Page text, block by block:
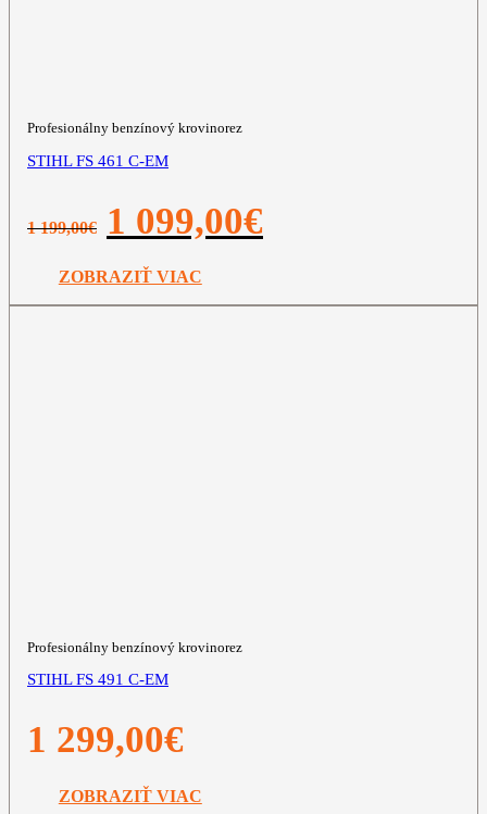
Profesionálny benzínový krovinorez
STIHL FS 461 C-EM
1 199,00€
Pôvodná
cena
1
199,00€.
1 099,00€
ZOBRAZIŤ VIAC
Profesionálny benzínový krovinorez
STIHL FS 491 C-EM
1 299,00€
ZOBRAZIŤ VIAC